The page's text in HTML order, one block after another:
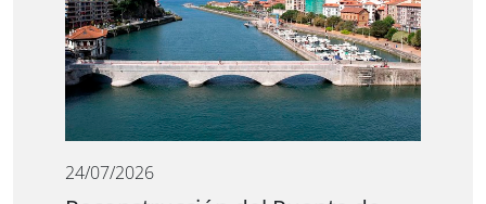
24/07/2026